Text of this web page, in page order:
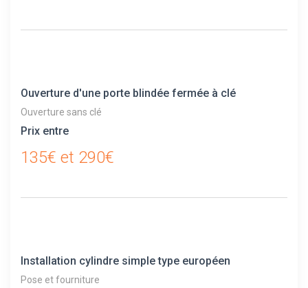
Ouverture d'une porte blindée fermée à clé
Ouverture sans clé
Prix entre
135€ et 290€
Installation cylindre simple type européen
Pose et fourniture